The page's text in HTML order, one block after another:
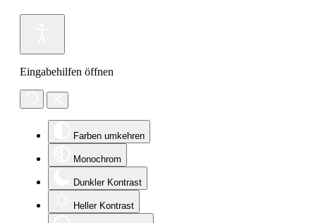
Eingabehilfen öffnen
Farben umkehren
Monochrom
Dunkler Kontrast
Heller Kontrast